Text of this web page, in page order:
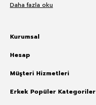
Daha fazla oku
Kurumsal
Hesap
Müşteri Hizmetleri
Erkek Popüler Kategoriler